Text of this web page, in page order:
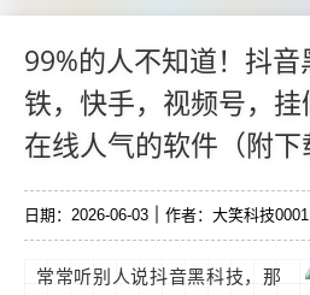
余时间想做零散任务赚零花钱
的散户，很难找到兼顾发单 +
接单双模式的靠谱平台。...
99%的人不知道！抖
铁，快手，视频号，挂
在线人气的软件（附下
日期：2026-06-03 作者：大笑科技
常常听别人说抖音黑科技，那